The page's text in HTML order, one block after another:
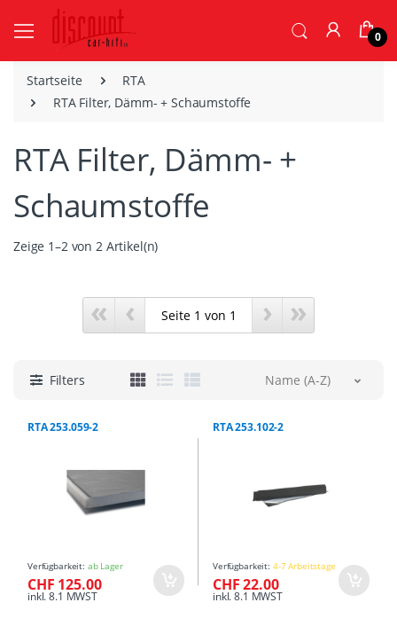
0
Startseite
RTA
RTA Filter, Dämm- + Schaumstoffe
RTA Filter, Dämm- +
Schaumstoffe
Zeige 1–2 von 2 Artikel(n)
« ‹ › »
Filters Name (A-Z)
RTA 253.059-2
Verfügbarkeit: ab Lager
CHF 125.00
inkl. 8.1 MWST
RTA 253.102-2
Verfügbarkeit: 4-7 Arbeitstage
CHF 22.00
inkl. 8.1 MWST